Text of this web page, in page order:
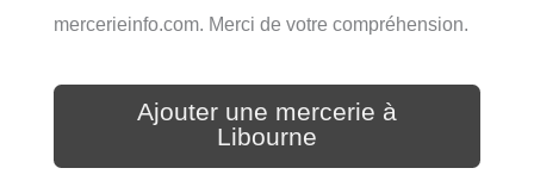
mercerieinfo.com. Merci de votre compréhension.
Ajouter une mercerie à
Libourne